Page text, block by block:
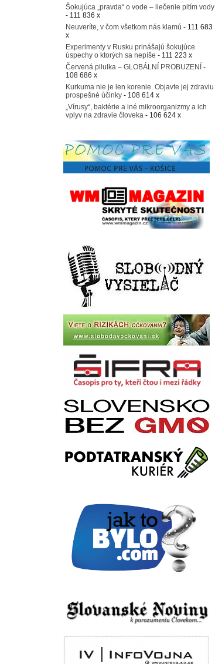
Šokujúca „pravda“ o vode – liečenie pitím vody
- 111 836 x
Neuveríte, v čom všetkom nás klamú - 111 683
x
Experimenty v Rusku prinášajú šokujúce
úspechy o ktorých sa nepíše - 111 223 x
Červená pilulka – GLOBÁLNÍ PROBUZENÍ -
108 686 x
Kurkuma nie je len korenie. Objavte jej zdraviu
prospešné účinky - 108 614 x
„Vírusy“, baktérie a iné mikroorganizmy a ich
vplyv na zdravie človeka - 106 624 x